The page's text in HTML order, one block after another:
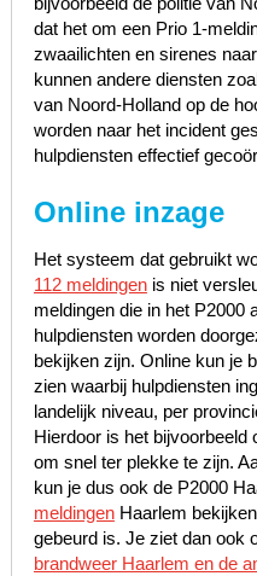
dat het om een Prio 1-
zwaailichten en sirenes
kunnen andere diensten
van Noord-Holland op de
worden naar het incident
hulpdiensten effectief
Online inzage
Het systeem dat gebruikt
112 meldingenis niet
meldingen die in het P2000
hulpdiensten worden
bekijken zijn. Online kun je
zien waarbij hulpdiensten
landelijk niveau, per
Hierdoor is het bijvoorbeeld
om snel ter plekke te zijn.
kun je dus ook de P2000
meldingenHaarlem
gebeurd is. Je ziet dan ook
brandweer Haarlem en de